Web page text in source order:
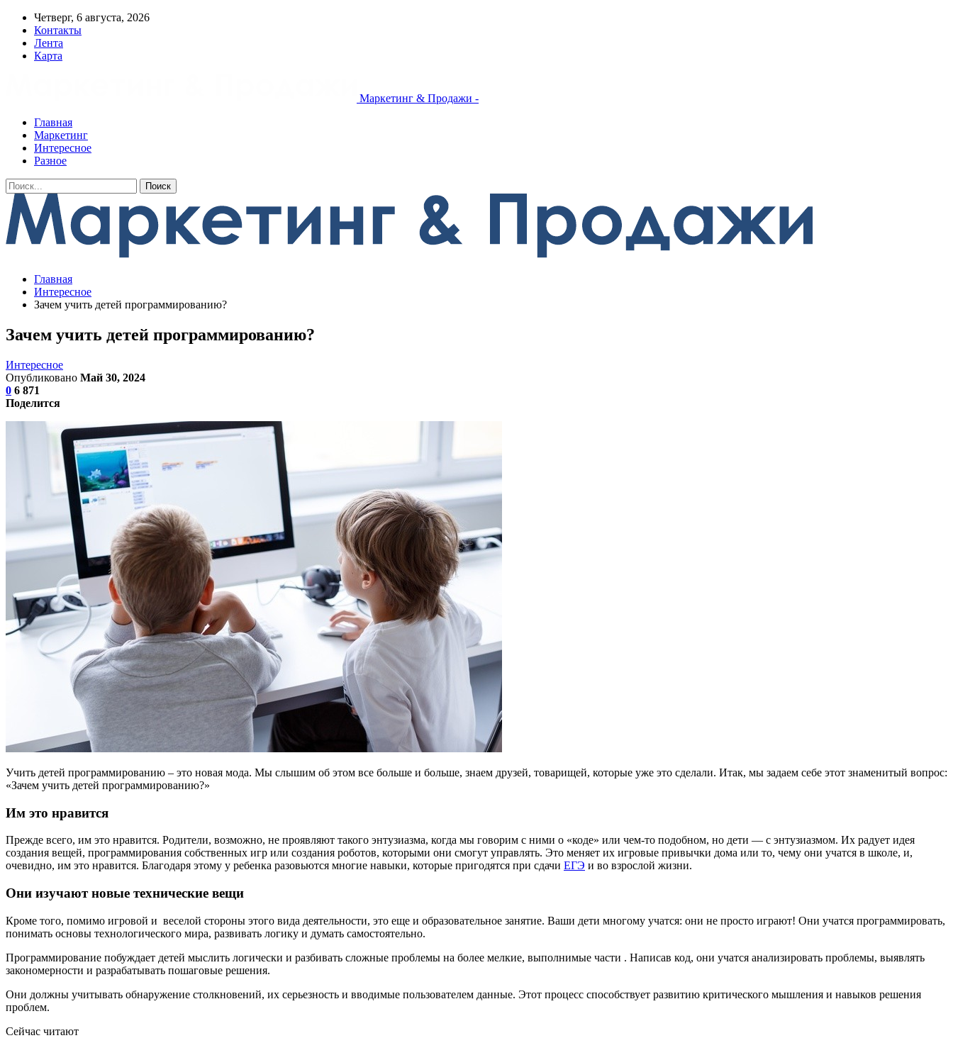
Четверг, 6 августа, 2026
Контакты
Лента
Карта
Маркетинг & Продажи -
Главная
Маркетинг
Интересное
Разное
Главная
Интересное
Зачем учить детей программированию?
Зачем учить детей программированию?
Интересное
Опубликовано Май 30, 2024
0 6 871
Поделится
Учить детей программированию – это новая мода. Мы слышим об этом все больше и больше, знаем друзей, товарищей, которые уже это сделали. Итак, мы задаем себе этот знаменитый вопрос:
«Зачем учить детей программированию?»
Им это нравится
Прежде всего, им это нравится. Родители, возможно, не проявляют такого энтузиазма, когда мы говорим с ними о «коде» или чем-то подобном, но дети — с энтузиазмом. Их радует идея
создания вещей, программирования собственных игр или создания роботов, которыми они смогут управлять. Это меняет их игровые привычки дома или то, чему они учатся в школе, и,
очевидно, им это нравится. Благодаря этому у ребенка разовьются многие навыки, которые пригодятся при сдачи ЕГЭ и во взрослой жизни.
Они изучают новые технические вещи
Кроме того, помимо игровой и веселой стороны этого вида деятельности, это еще и образовательное занятие. Ваши дети многому учатся: они не просто играют! Они учатся программировать,
понимать основы технологического мира, развивать логику и думать самостоятельно.
Программирование побуждает детей мыслить логически и разбивать сложные проблемы на более мелкие, выполнимые части . Написав код, они учатся анализировать проблемы, выявлять
закономерности и разрабатывать пошаговые решения.
Они должны учитывать обнаружение столкновений, их серьезность и вводимые пользователем данные. Этот процесс способствует развитию критического мышления и навыков решения
проблем.
Сейчас читают